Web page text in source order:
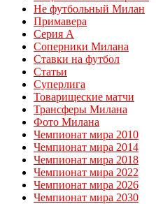
Не футбольный Милан
Примавера
Серия А
Соперники Милана
Ставки на футбол
Статьи
Суперлига
Товарищеские матчи
Трансферы Милана
Фото Милана
Чемпионат мира 2010
Чемпионат мира 2014
Чемпионат мира 2018
Чемпионат мира 2022
Чемпионат мира 2026
Чемпионат мира 2030